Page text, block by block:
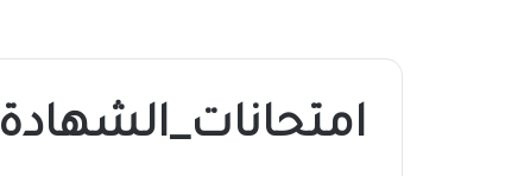
امتحانات_الشهادة